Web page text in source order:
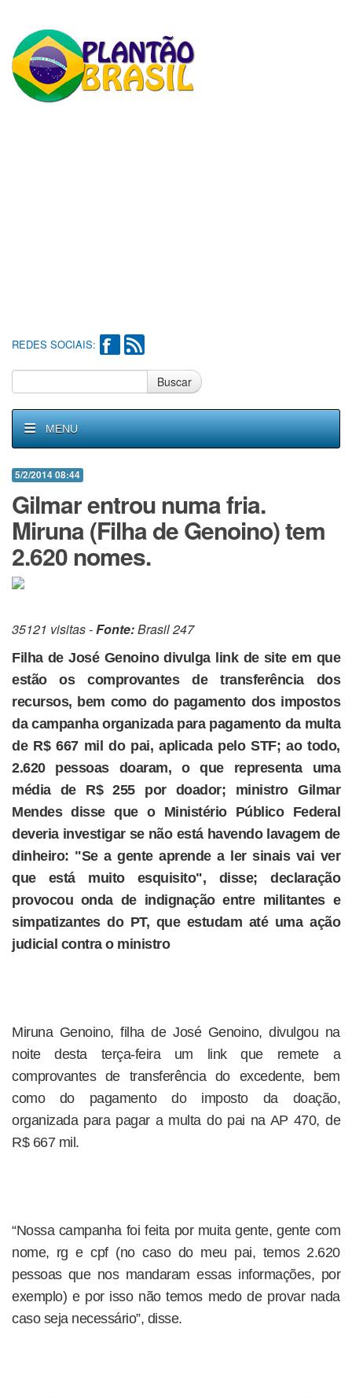
REDES SOCIAIS:
Buscar
MENU
5/2/2014 08:44
Gilmar entrou numa fria.
Miruna (Filha de Genoino) tem
2.620 nomes.
35121 visitas -Fonte:Brasil 247
Filha de José Genoino divulga link de site em que
estão os comprovantes de transferência dos
recursos, bem como do pagamento dos impostos
da campanha organizada para pagamento da multa
de R$ 667 mil do pai, aplicada pelo STF; ao todo,
2.620 pessoas doaram, o que representa uma
média de R$ 255 por doador; ministro Gilmar
Mendes disse que o Ministério Público Federal
deveria investigar se não está havendo lavagem de
dinheiro: "Se a gente aprende a ler sinais vai ver
que está muito esquisito", disse; declaração
provocou onda de indignação entre militantes e
simpatizantes do PT, que estudam até uma ação
judicial contra o ministro
Miruna Genoino, filha de José Genoino, divulgou na
noite desta terça-feira um link que remete a
comprovantes de transferência do excedente, bem
como do pagamento do imposto da doação,
organizada para pagar a multa do pai na AP 470, de
R$ 667 mil.
“Nossa campanha foi feita por muita gente, gente com
nome, rg e cpf (no caso do meu pai, temos 2.620
pessoas que nos mandaram essas informações, por
exemplo) e por isso não temos medo de provar nada
caso seja necessário”, disse.